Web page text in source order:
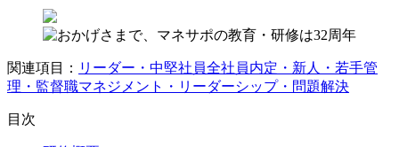
関連項目： リーダー・中堅社員全社員内定・新人・若手管
理・監督職マネジメント・リーダーシップ・問題解決
目次